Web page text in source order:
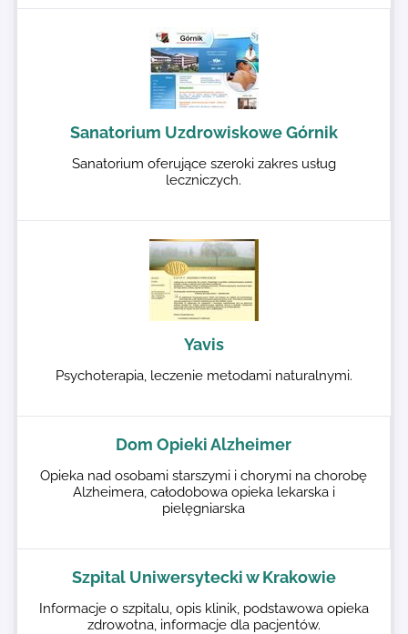
Sanatorium Uzdrowiskowe Górnik
Sanatorium oferujące szeroki zakres usług
leczniczych.
Yavis
Psychoterapia, leczenie metodami naturalnymi.
Dom Opieki Alzheimer
Opieka nad osobami starszymi i chorymi na chorobę
Alzheimera, całodobowa opieka lekarska i
pielęgniarska
Szpital Uniwersytecki w Krakowie
Informacje o szpitalu, opis klinik, podstawowa opieka
zdrowotna, informacje dla pacjentów.